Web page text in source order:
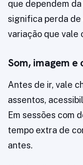
que dependem
significa perda de
variação que vale
Som, imagem e
Antes de ir, vale
assentos,
Em sessões com
tempo extra de
antes.